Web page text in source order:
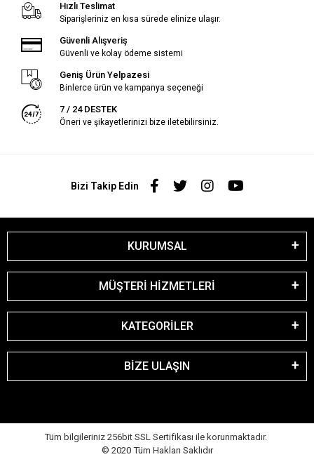
Hızlı Teslimat
Siparişleriniz en kısa sürede elinize ulaşır.
Güvenli Alışveriş
Güvenli ve kolay ödeme sistemi
Geniş Ürün Yelpazesi
Binlerce ürün ve kampanya seçeneği
7 / 24 DESTEK
Öneri ve şikayetlerinizi bize iletebilirsiniz.
Bizi Takip Edin
KURUMSAL
MÜŞTERİ HİZMETLERİ
KATEGORİLER
BİZE ULAŞIN
Tüm bilgileriniz 256bit SSL Sertifikası ile korunmaktadır.
© 2020 Tüm Hakları Saklıdır